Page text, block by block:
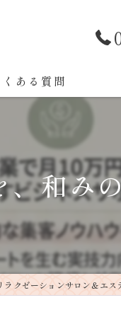
くある質問
フ
ブ
痩
コ
、和み
ラクゼーションサロン＆エス